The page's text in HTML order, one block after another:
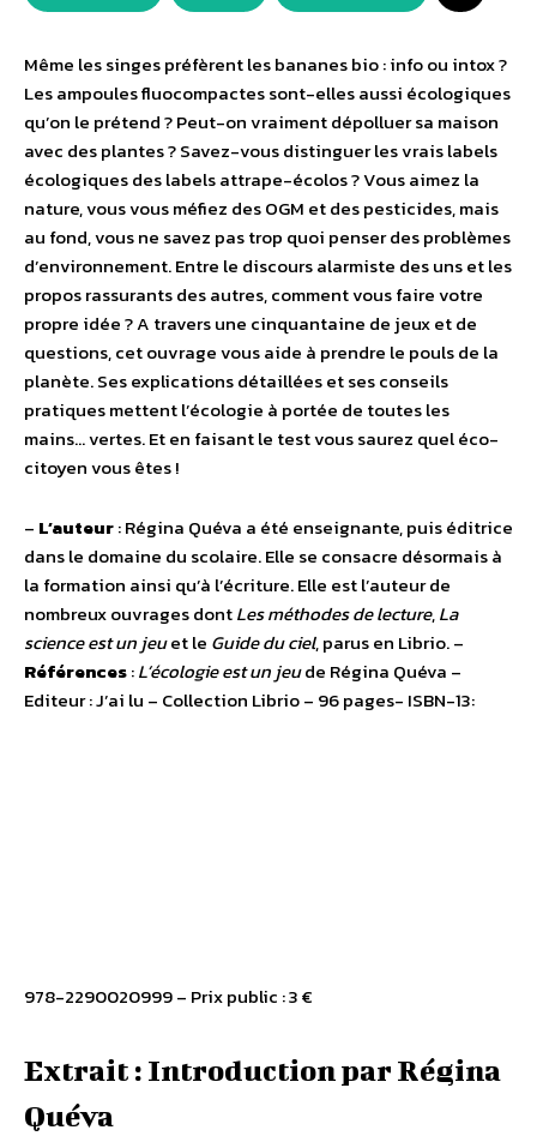
Même les singes préfèrent les bananes bio : info ou intox ?
Les ampoules fluocompactes sont-elles aussi écologiques
qu’on le prétend ? Peut-on vraiment dépolluer sa maison
avec des plantes ? Savez-vous distinguer les vrais labels
écologiques des labels attrape-écolos ? Vous aimez la
nature, vous vous méfiez des OGM et des pesticides, mais
au fond, vous ne savez pas trop quoi penser des problèmes
d’environnement. Entre le discours alarmiste des uns et les
propos rassurants des autres, comment vous faire votre
propre idée ? A travers une cinquantaine de jeux et de
questions, cet ouvrage vous aide à prendre le pouls de la
planète. Ses explications détaillées et ses conseils
pratiques mettent l’écologie à portée de toutes les
mains… vertes. Et en faisant le test vous saurez quel éco-
citoyen vous êtes !
– L’auteur: Régina Quéva a été enseignante, puis éditrice
dans le domaine du scolaire. Elle se consacre désormais à
la formation ainsi qu’à l’écriture. Elle est l’auteur de
nombreux ouvrages dontLes méthodes de lecture,La
science est un jeuet le Guide du ciel, parus en Librio. –
Références:L’écologie est un jeude Régina Quéva –
Editeur : J’ai lu – Collection Librio – 96 pages- ISBN-13:
978-2290020999 – Prix public : 3 €
Extrait : Introduction par Régina
Quéva